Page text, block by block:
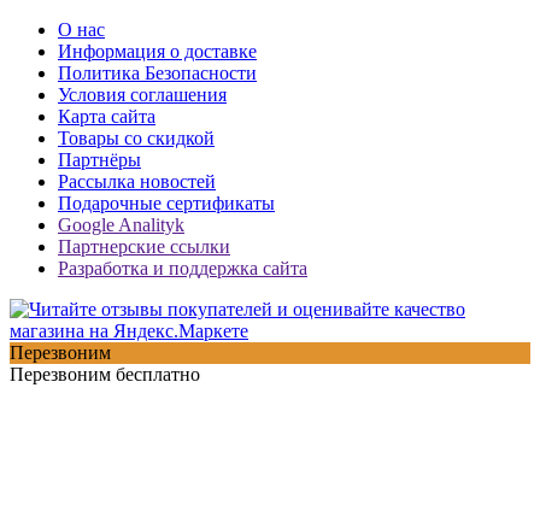
О нас
Информация о доставке
Политика Безопасности
Условия соглашения
Карта сайта
Товары со скидкой
Партнёры
Рассылка новостей
Подарочные сертификаты
Google Analityk
Партнерские ссылки
Разработка и поддержка сайта
Перезвоним
Перезвоним бесплатно